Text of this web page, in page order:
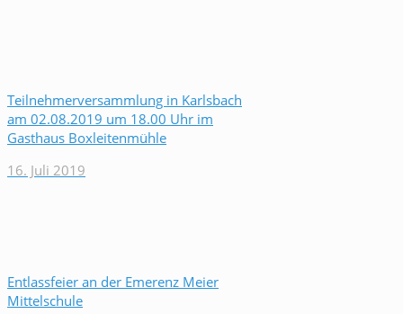
Teilnehmerversammlung in Karlsbach
am 02.08.2019 um 18.00 Uhr im
Gasthaus Boxleitenmühle
16. Juli 2019
Entlassfeier an der Emerenz Meier
Mittelschule